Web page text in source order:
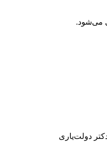
می‌شود.